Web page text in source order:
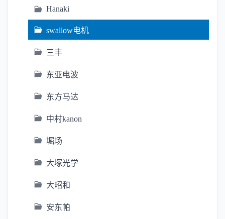
Hanaki
swallow电机
三丰
东亚电波
东方马达
中村kanon
堀场
大塚光学
大昭和
安东帕